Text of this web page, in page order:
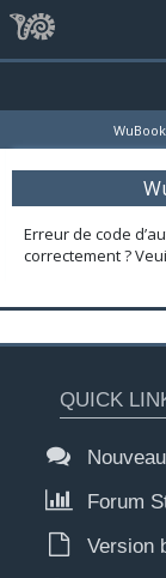
Erreur de code
correctement ?
QUICK
Forum
Version